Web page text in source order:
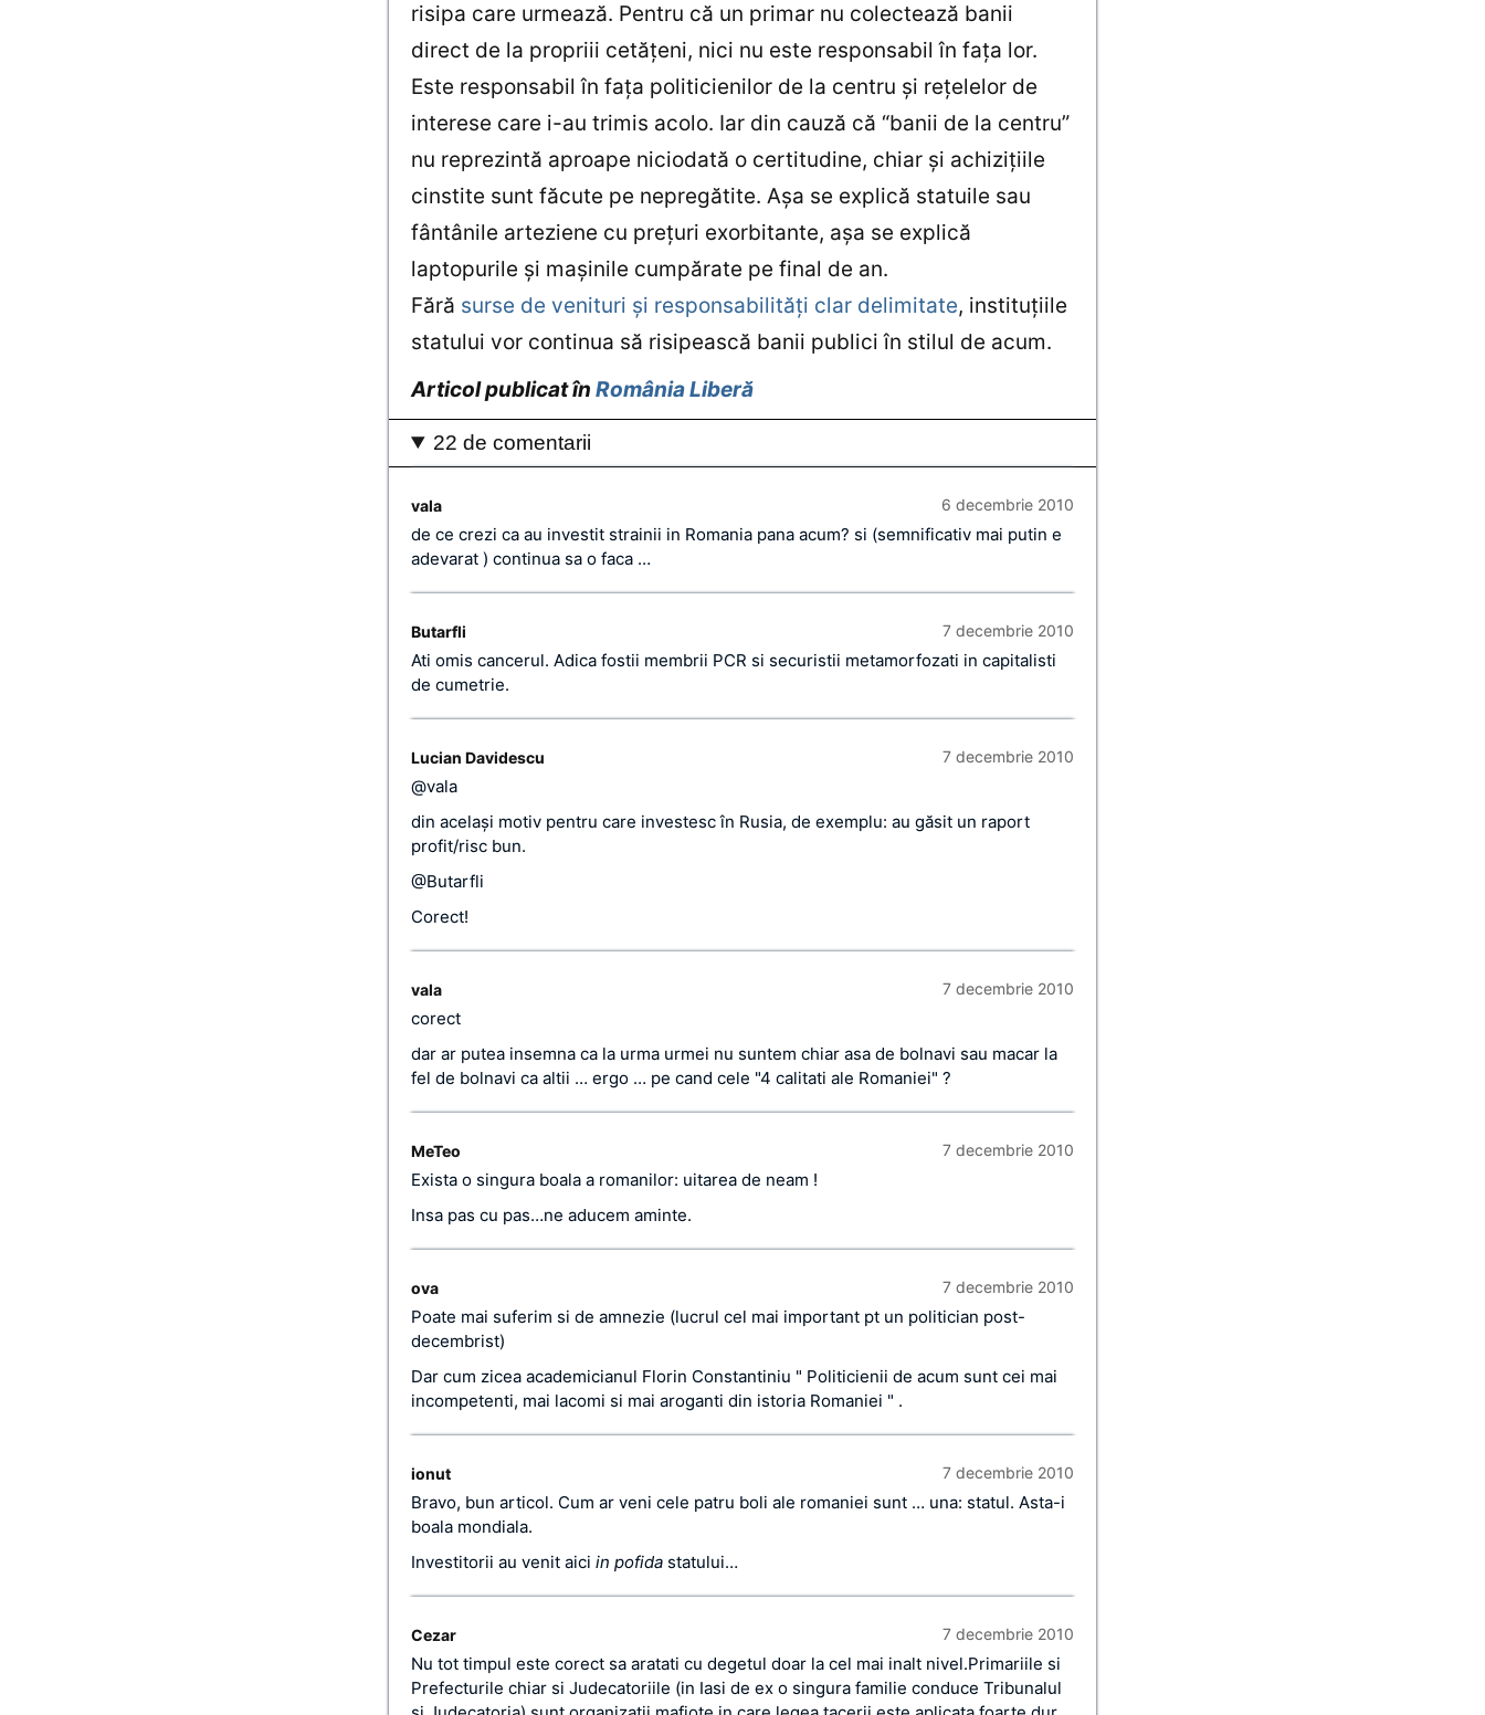
risipa care urmează. Pentru că un primar nu colectează banii
direct de la propriii cetăţeni, nici nu este responsabil în faţa lor.
Este responsabil în faţa politicienilor de la centru şi reţelelor de
interese care i-au trimis acolo. Iar din cauză că “banii de la centru”
nu reprezintă aproape niciodată o certitudine, chiar şi achiziţiile
cinstite sunt făcute pe nepregătite. Aşa se explică statuile sau
fântânile arteziene cu preţuri exorbitante, aşa se explică
laptopurile şi maşinile cumpărate pe final de an.
Fără surse de venituri şi responsabilităţi clar delimitate, instituţiile
statului vor continua să risipească banii publici în stilul de acum.
Articol publicat în România Liberă
22 de comentarii
vala 6 decembrie 2010
de ce crezi ca au investit strainii in Romania pana acum? si (semnificativ mai putin e
adevarat ) continua sa o faca …
Butarfli 7 decembrie 2010
Ati omis cancerul. Adica fostii membrii PCR si securistii metamorfozati in capitalisti
de cumetrie.
Lucian Davidescu 7 decembrie 2010
@vala
din acelaşi motiv pentru care investesc în Rusia, de exemplu: au găsit un raport
profit/risc bun.
@Butarfli
Corect!
vala 7 decembrie 2010
corect
dar ar putea insemna ca la urma urmei nu suntem chiar asa de bolnavi sau macar la
fel de bolnavi ca altii … ergo … pe cand cele "4 calitati ale Romaniei" ?
MeTeo 7 decembrie 2010
Exista o singura boala a romanilor: uitarea de neam !
Insa pas cu pas…ne aducem aminte.
ova 7 decembrie 2010
Poate mai suferim si de amnezie (lucrul cel mai important pt un politician post-
decembrist)
Dar cum zicea academicianul Florin Constantiniu " Politicienii de acum sunt cei mai
incompetenti, mai lacomi si mai aroganti din istoria Romaniei " .
ionut 7 decembrie 2010
Bravo, bun articol. Cum ar veni cele patru boli ale romaniei sunt … una: statul. Asta-i
boala mondiala.
Investitorii au venit aici in pofida statului…
Cezar 7 decembrie 2010
Nu tot timpul este corect sa aratati cu degetul doar la cel mai inalt nivel.Primariile si
Prefecturile chiar si Judecatoriile (in Iasi de ex o singura familie conduce Tribunalul